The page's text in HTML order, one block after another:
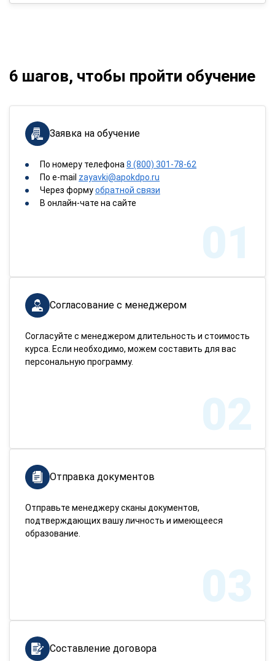
6 шагов, чтобы пройти обучение
Заявка на обучение
По номеру телефона 8 (800) 301-78-62
По e-mail zayavki@apokdpo.ru
Через формуобратной связи
В онлайн-чате на сайте
01
Согласование с менеджером
Согласуйте с менеджером длительность и стоимость
курса. Если необходимо, можем составить для вас
персональную программу.
02
Отправка документов
Отправьте менеджеру сканы документов,
подтверждающих вашу личность и имеющееся
образование.
03
Составление договора